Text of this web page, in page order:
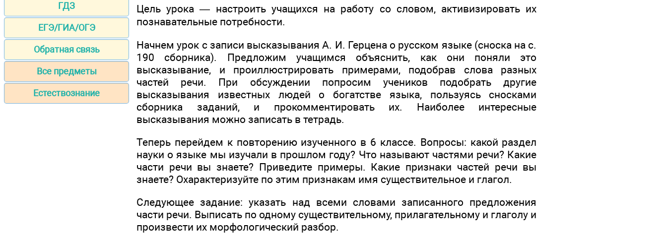
ГДЗ
ЕГЭ/ГИА/ОГЭ
Обратная связь
Все предметы
Естествознание
Цель урока — настроить учащихся на работу со словом, активизировать их
познавательные потребности.
Начнем урок с записи высказывания А. И. Герцена о русском языке (сноска на с.
190 сборника). Предложим учащимся объяснить, как они поняли это
высказывание, и проиллюстрировать примерами, подобрав слова разных
частей речи. При обсуждении попросим учеников подобрать другие
высказывания известных людей о богатстве языка, пользуясь сносками
сборника заданий, и прокомментировать их. Наиболее интересные
высказывания можно записать в тетрадь.
Теперь перейдем к повторению изученного в 6 классе. Вопросы: какой раздел
науки о языке мы изучали в прошлом году? Что называют частями речи? Какие
части речи вы знаете? Приведите примеры. Какие признаки частей речи вы
знаете? Охарактеризуйте по этим признакам имя существительное и глагол.
Следующее задание: указать над всеми словами записанного предложения
части речи. Выписать по одному существительному, прилагательному и глаголу и
произвести их морфологический разбор.